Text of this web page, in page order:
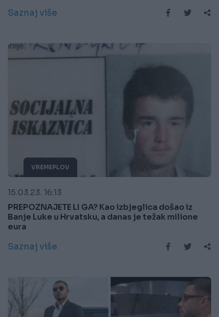
Saznaj više
VREMEPLOV
15.03.23. 16:13
PREPOZNAJETE LI GA? Kao izbjeglica došao iz
Banje Luke u Hrvatsku, a danas je težak milione
eura
Saznaj više